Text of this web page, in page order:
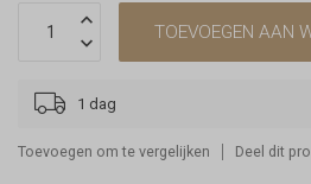
TOEVOEGEN AAN
1 dag
Toevoegen om te vergelijken Deel dit